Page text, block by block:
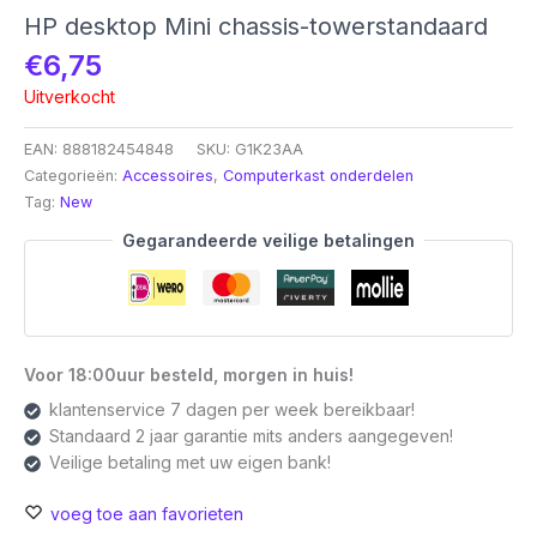
HP desktop Mini chassis-towerstandaard
€6,75
Uitverkocht
EAN: 888182454848 SKU: G1K23AA
Categorieën: Accessoires, Computerkast onderdelen
Tag: New
Gegarandeerde veilige betalingen
Voor 18:00uur besteld, morgen in huis!
klantenservice 7 dagen per week bereikbaar!
Standaard 2 jaar garantie mits anders aangegeven!
Veilige betaling met uw eigen bank!
voeg toe aan favorieten